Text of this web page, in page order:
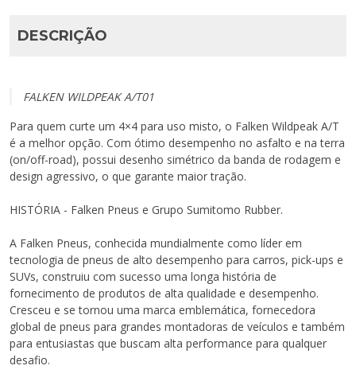
DESCRIÇÃO
FALKEN WILDPEAK A/T01
Para quem curte um 4×4 para uso misto, o Falken Wildpeak A/T
é a melhor opção. Com ótimo desempenho no asfalto e na terra
(on/off-road), possui desenho simétrico da banda de rodagem e
design agressivo, o que garante maior tração.
HISTÓRIA - Falken Pneus e Grupo Sumitomo Rubber.
A Falken Pneus, conhecida mundialmente como líder em
tecnologia de pneus de alto desempenho para carros, pick-ups e
SUVs, construiu com sucesso uma longa história de
fornecimento de produtos de alta qualidade e desempenho.
Cresceu e se tornou uma marca emblemática, fornecedora
global de pneus para grandes montadoras de veículos e também
para entusiastas que buscam alta performance para qualquer
desafio.